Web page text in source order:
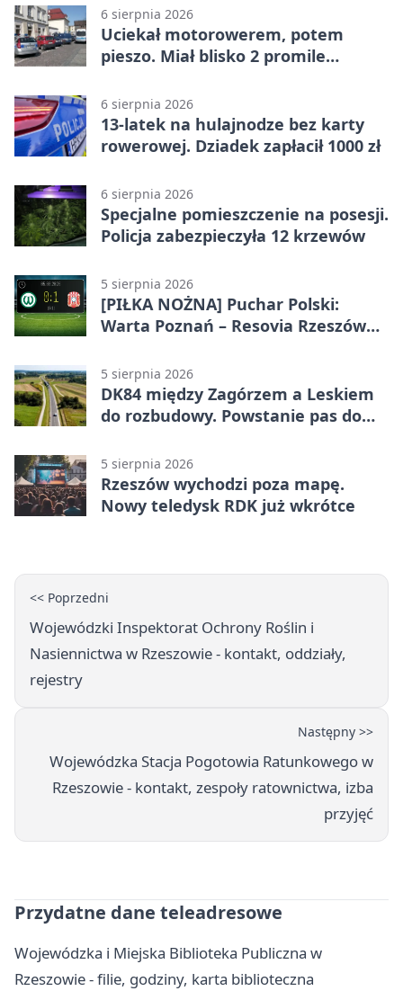
6 sierpnia 2026
Uciekał motorowerem, potem
pieszo. Miał blisko 2 promile
6 sierpnia 2026
13-latek na hulajnodze bez karty
rowerowej. Dziadek zapłacił 1000 zł
6 sierpnia 2026
Specjalne pomieszczenie na posesji.
Policja zabezpieczyła 12 krzewów
5 sierpnia 2026
[PIŁKA NOŻNA] Puchar Polski:
Warta Poznań – Resovia Rzeszów
pierwszoligowca
5 sierpnia 2026
DK84 między Zagórzem a Leskiem
do rozbudowy. Powstanie pas do
5 sierpnia 2026
Rzeszów wychodzi poza mapę.
Nowy teledysk RDK już wkrótce
<< Poprzedni
Wojewódzki Inspektorat Ochrony Roślin i
Nasiennictwa w Rzeszowie - kontakt, oddziały,
rejestry
Następny >>
Wojewódzka Stacja Pogotowia Ratunkowego w
Rzeszowie - kontakt, zespoły ratownictwa, izba
przyjęć
Przydatne dane teleadresowe
Wojewódzka i Miejska Biblioteka Publiczna w
Rzeszowie - filie, godziny, karta biblioteczna